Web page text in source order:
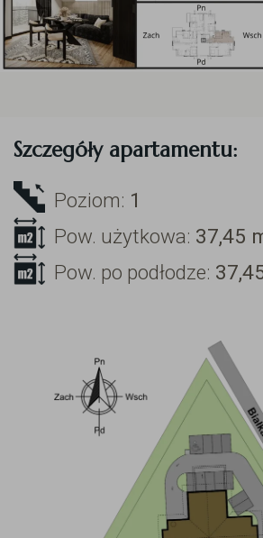
Szczegóły apartamentu:
Poziom: 1
Pow. użytkowa: 37,45
Pow. po podłodze: